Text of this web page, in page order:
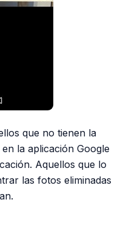
que no tienen la
la aplicación Google
Aquellos que lo
las fotos eliminadas